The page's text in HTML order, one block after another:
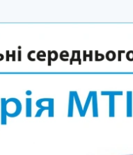
піддону зовнішнього блоку
свіжого повітря
керування за Wi-Fi (опція)